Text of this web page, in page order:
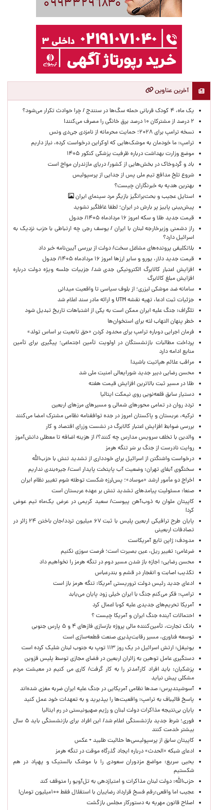
آخرین عناوین
یک ماه، ۴ کودک قربانی حمله سگ‌ها در سنندج / چرا حوادث تکرار می‌شود؟
۲ درصد از مشترکان ۱۰ درصد برق خانگی را مصرف می‌کنند!
نسخه ترامپ برای ۲۰۲۸؛ حمایت محرمانه از نامزدی جی‌دی ونس
ترامپ: ما خودمان به موشک‌هایی که اوکراین درخواست کرده، نیاز داریم
موضع وزارت بهداشت درباره ظرفیت پزشکی کنکور ۱۴۰۵
باد و گردوخاک در بخش‌هایی از کشور/ دریای مازندران مواج است
شروع تلخ مدافع تیم ملی پس از جدایی از پرسپولیس
بهترین هدیه به خبرنگاران چیست؟
استایل عجیب و بحث‌برانگیز بازیگر مرد سینمای ایران
پیش‌بینی پاییز پر بارش در ایران؛ لطفا غافلگیر نشوید
قیمت جدید طلا و سکه امروز ۱۶ مردادماه ۱۴۰۵/ جدول
راز دشمنی وزیرخارجه لبنان با ایران / یوسف رجی چه ارتباطی با حزب نزدیک به
اسرائیل دارد؟
بلاتکلیفی پرونده‌های مشاغل سخت/ دولت از بررسی آیین‌نامه خبر داد
قیمت جدید دلار، یورو و سایر ارزها امروز ۱۶ مردادماه ۱۴۰۵/ جدول
افزایش اعتبار کالابرگ الکترونیکی جدی شد/ جزییات جلسه ویژه دولت درباره
افزایش مبلغ کالابرگ
سامانه ضد موشکی لیزری؛ از بلوف سیاسی تا واقعیت میدانی
جزئیات ثبت ادعا، تهیه نقشه UTM و ارائه مادر سند اعلام شد
تلگراف: جنگ علیه ایران ممکن است به یکی از اشتباهات تاریخ تبدیل شود
خطر پنهان التهاب لثه برای استخوان‌ها
فرمان اجرایی دوباره ترامپ برای محدود کردن «حق تابعیت بر اساس تولد»
پرداخت مطالبات بازنشستگان در اولویت تأمین اجتماعی؛ پیگیری برای تأمین
منابع ادامه دارد
مراقب علائم هپاتیت باشید!
محسن رضایی دبیر جدید شورایعالی امنیت ملی شد
طلا در مسیر ثبت بالاترین افزایش قیمت هفته
دستیار سابق قلعه‌نویی روی نیمکت ایتالیا
تردد روان در تمامی محورهای شمالی و مسیرهای مرزهای اربعین
ترکیه، عربستان و پاکستان امروز در جده توافقنامه نظامی مشترک امضا می‌کنند
بررسی ضوابط افزایش اعتبار کالابرگ در نشست وزرای اقتصاد و کار
والدین با تخلف سرویس مدارس چه کنند؟/ از هزینه اضافه تا معطلی دانش‌آموز
روایت نادرست از جنگ بر سَر تنگه هرمز
درخواست واشنگتن از اسرائیل برای خودداری از تشدید تنش با حزب‌الله
سخنگوی آبفای تهران: وضعیت آب پایتخت پایدار است/ جیره‌بندی نداریم
اخراج دو مأمور ارشد «موساد»؛ پس‌لرزه شکست توطئه شوم تغییر نظام ایران
صنعا: مسئولیت پیامدهای تشدید تنش بر عهده عربستان است
کاپیتان ملوان به ذوب‌آهن پیوست/ سعید کریمی در عرض یک‌ماه تیم عوض
کرد!
پایان طرح ترافیکی اربعین پلیس با ثبت ۶۷ میلیون تردد/جان باختن ۲۴ زائر در
تصادفات اربعینی
مدودف: ژاپن تابع آمریکاست
ضرغامی: تغییر ریل، عین بصیرت است؛ فرصت سوزی نکنیم
محسن رضایی: اجازه باز شدن مسیر دوم در تنگه هرمز را نخواهیم داد
تکذیب اصابت و انفجار در قشم و بندرعباس
ادعای جدید رئیس دولت تروریستی آمریکا: تنگه هرمز باز است
ترامپ: فکر می‌کنم جنگ با ایران خیلی زود پایان می‌یابد
آمریکا تحریم‌های جدیدی علیه کوبا اعمال کرد
احتمالات آینده جنگ ایران و آمریکا چیست ؟
بانک تجارت، تأمین‌کننده مالی پروژه بازسازی فازهای ۴ و ۵ پارس جنوبی
توسعه فناوری، مسیر رقابت‌پذیری صنعت قطعه‌سازی است
یونیفل: ارتش اسرائیل در یک روز ۱۱۳ توپ به جنوب لبنان شلیک کرده است
دستگیری عامل توهین به زائران اربعین در فضای مجازی توسط پلیس قزوین
پزشکیان: باید افراد کارآمدتر را به کار گرفت/ کاری می کنیم در معیشت مردم
مشکلی پیش نیاید
آسوشیتدپرس: صدها نظامی آمریکایی در جنگ علیه ایران ضربه مغزی شده‌اند
پاسخ قالیباف به ترامپ: واقعیت‌ها را بپذیرید و به تعهدات خود عمل کنید
پایان بی‌نتیجه مذاکرات دولت لبنان و رژیم صهیونیستی در رم ایتالیا
فوری؛ شرط جدید بازنشستگی اعلام شد/ این افراد برای بازنشستگی باید ۵ سال
بیشتر خدمت کنند
کاپیتان سابق از پرسپولیسی‌ها حلالیت طلبید + عکس
ادعای شبکه «الحدث» درباره ایجاد گذرگاه موقت در تنگه هرمز
یحیی سریع: مواضع مزدوران سعودی را با موشک بالستیک و پهپاد در هم
شکستیم
حزب‌الله: دولت لبنان مذاکرات و امتیازدهی به تل‌آویو را متوقف کند
عجیب اما واقعی:رقم فسخ قرارداد رضاییان با استقلال فقط ۱۰۰میلیون تومان!
اصلاح قانون مهریه به دستورکار مجلس بازگشت